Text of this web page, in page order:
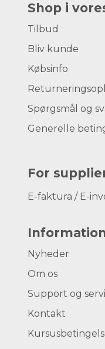
Shop i
Tilbud
Bliv kunde
Købsinfo
Spørgsmål og
Generelle
For
E-faktura / E-
Nyheder
Om os
Support og
Kontakt